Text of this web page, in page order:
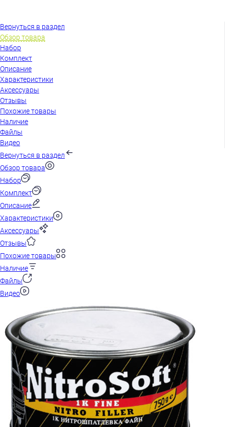
Вернуться в раздел
Обзор товара
Набор
Комплект
Описание
Характеристики
Аксессуары
Отзывы
Похожие товары
Наличие
Файлы
Видео
Вернуться в раздел
Обзор товара
Набор
Комплект
Описание
Характеристики
Аксессуары
Отзывы
Похожие товары
Наличие
Файлы
Видео